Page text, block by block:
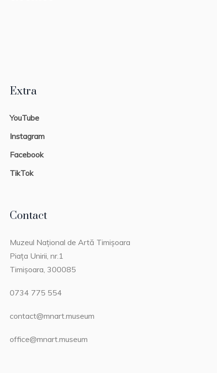
Extra
YouTube
Instagram
Facebook
TikTok
Contact
Muzeul Național de Artă Timișoara
Piața Unirii, nr.1
Timișoara, 300085
0734 775 554
contact@mnart.museum
office@mnart.museum